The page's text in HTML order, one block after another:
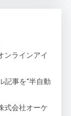
ンラインアイ
記事を“半自動
式会社オーケ